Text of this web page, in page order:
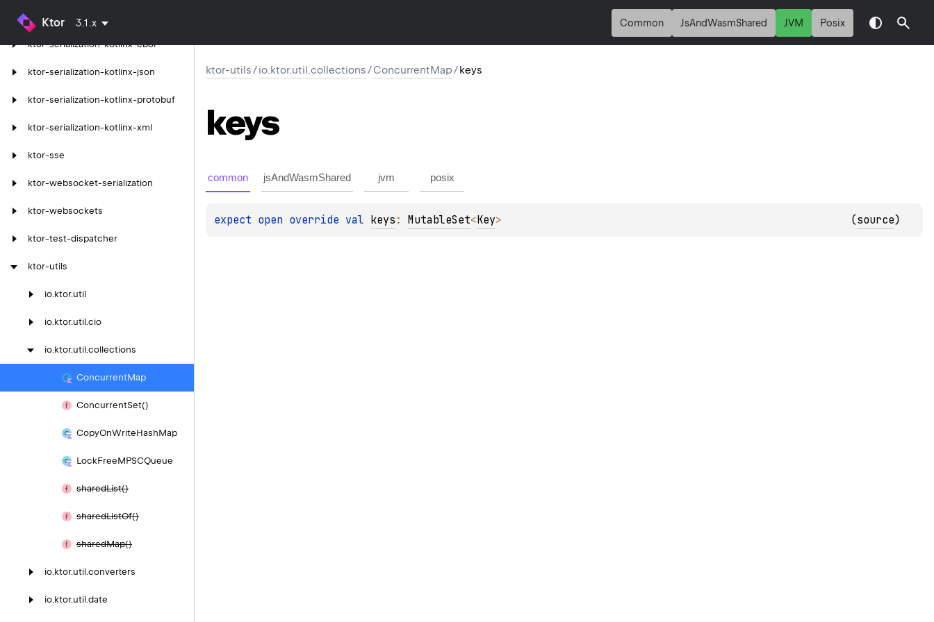
Ktor 3.1.x Common JsAndWasmShared JVM Posix
ktor-serialization-kotlinx
ktor-serialization-kotlinx-cbor
ktor-serialization-kotlinx-json
ktor-serialization-kotlinx-protobuf
ktor-serialization-kotlinx-xml
ktor-sse
ktor-websocket-serialization
ktor-websockets
ktor-test-dispatcher
ktor-utils
io.ktor.util
io.ktor.util.cio
io.ktor.util.collections
ConcurrentMap
ConcurrentSet()
CopyOnWriteHashMap
LockFreeMPSCQueue
sharedList()
sharedListOf()
sharedMap()
io.ktor.util.converters
io.ktor.util.date
ktor-utils/io.ktor.util.collections/ConcurrentMap/keys
keys
common jsAndWasmShared jvm posix
expect open override val keys : MutableSet<Key> (source)